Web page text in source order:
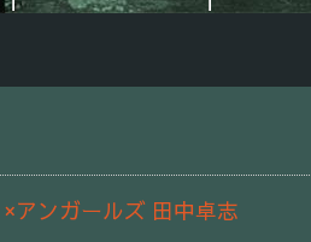
アンガールズ 田中卓志